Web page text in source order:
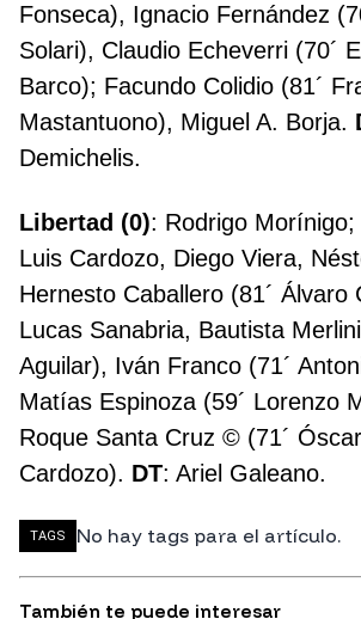
Fonseca), Ignacio Fernández
Solari), Claudio Echeverri (70´
Barco); Facundo Colidio (81´
Mastantuono), Miguel A. Borja.
Demichelis.
Libertad (0): Rodrigo
Luis Cardozo, Diego Viera,
Hernesto Caballero (81´ Álvaro
Lucas Sanabria, Bautista
Aguilar), Iván Franco (71´
Matías Espinoza (59´ Lorenzo
Roque Santa Cruz © (71´ Óscar
Cardozo). DT: Ariel Galeano.
TAGS No hay tags para el artículo.
También te puede interesar